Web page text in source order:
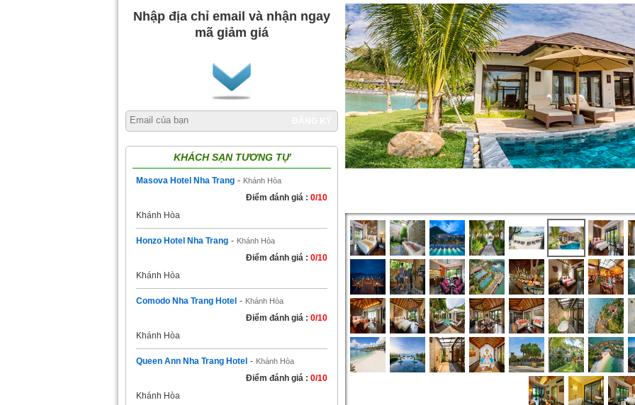
Nhập địa chỉ email và nhận ngay
mã giảm giá
KHÁCH SẠN TƯƠNG TỰ
Masova Hotel Nha Trang - Khánh Hòa
Điểm đánh giá : 0/10
Khánh Hòa
Honzo Hotel Nha Trang - Khánh Hòa
Điểm đánh giá : 0/10
Khánh Hòa
Comodo Nha Trang Hotel - Khánh Hòa
Điểm đánh giá : 0/10
Khánh Hòa
Queen Ann Nha Trang Hotel - Khánh Hòa
Điểm đánh giá : 0/10
Khánh Hòa